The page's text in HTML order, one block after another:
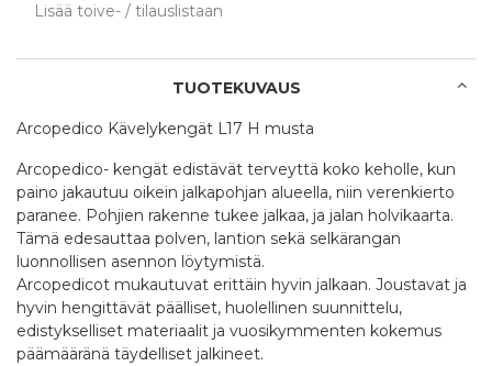
Lisää toive- / tilauslistaan
TUOTEKUVAUS
Arcopedico Kävelykengät L17 H musta
Arcopedico- kengät edistävät terveyttä koko keholle, kun
paino jakautuu oikein jalkapohjan alueella, niin verenkierto
paranee. Pohjien rakenne tukee jalkaa, ja jalan holvikaarta.
Tämä edesauttaa polven, lantion sekä selkärangan
luonnollisen asennon löytymistä.
Arcopedicot mukautuvat erittäin hyvin jalkaan. Joustavat ja
hyvin hengittävät päälliset, huolellinen suunnittelu,
edistykselliset materiaalit ja vuosikymmenten kokemus
päämääränä täydelliset jalkineet.